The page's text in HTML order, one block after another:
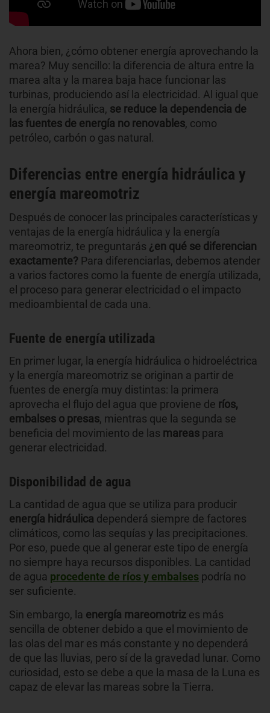
Ahora bien, ¿cómo obtener energía aprovechando la
marea? Muy sencillo: la diferencia de altura entre la
marea alta y la marea baja hace funcionar las
turbinas, produciendo así la electricidad. Al igual que
la energía hidráulica, se reduce la dependencia de
las fuentes de energía no renovables, como
petróleo, carbón o gas natural.
Diferencias entre energía hidráulica y
energía mareomotriz
Después de conocer las principales características y
ventajas de la energía hidráulica y la energía
mareomotriz, te preguntarás ¿en qué se diferencian
exactamente? Para diferenciarlas, debemos atender
a varios factores como la fuente de energía utilizada,
el proceso para generar electricidad o el impacto
medioambiental de cada una.
Fuente de energía utilizada
En primer lugar, la energía hidráulica o hidroeléctrica
y la energía mareomotriz se originan a partir de
fuentes de energía muy distintas: la primera
aprovecha el flujo del agua que proviene de ríos,
embalses o presas, mientras que la segunda se
beneficia del movimiento de las mareas para
generar electricidad.
Disponibilidad de agua
La cantidad de agua que se utiliza para producir
energía hidráulica dependerá siempre de factores
climáticos, como las sequías y las precipitaciones.
Por eso, puede que al generar este tipo de energía
no siempre haya recursos disponibles. La cantidad
de agua procedente de ríos y embalses podría no
ser suficiente.
Sin embargo, la energía mareomotriz es más
sencilla de obtener debido a que el movimiento de
las olas del mar es más constante y no dependerá
de que las lluvias, pero sí de la gravedad lunar. Como
curiosidad, esto se debe a que la masa de la Luna es
capaz de elevar las mareas sobre la Tierra.